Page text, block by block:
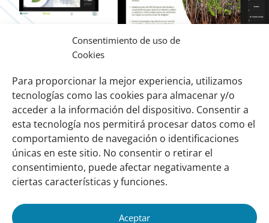
Consentimiento de uso de
Cookies
Para proporcionar la mejor experiencia, utilizamos
tecnologías como las cookies para almacenar y/o
acceder a la información del dispositivo. Consentir a
esta tecnología nos permitirá procesar datos como el
comportamiento de navegación o identificaciones
únicas en este sitio. No consentir o retirar el
consentimiento, puede afectar negativamente a
ciertas características y funciones.
Aceptar
Links
importantes
Sobre nosotros
Nuestra red
Misión y Visión
Nuestra historia